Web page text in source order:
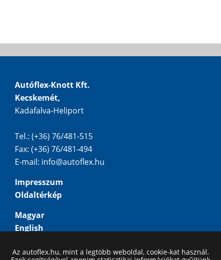
Autóflex-Knott Kft.
Kecskemét,
Kadafalva-Heliport
Tel.: (+36) 76/481-515
Fax: (+36) 76/481-494
E-mail: info@autoflex.hu
Impresszum
Oldaltérkép
Magyar
English
Русский
Az autoflex.hu, mint a legtöbb weboldal, cookie-kat használ.